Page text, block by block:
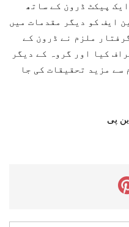
پیکٹ ڈرون کے ساتھ
ایف کو دیگر مقدمات میں
ملزم نے ڈرون کے
کیا اور گروہ کے دیگر
سے مزید تحقیقات کی جا
پی